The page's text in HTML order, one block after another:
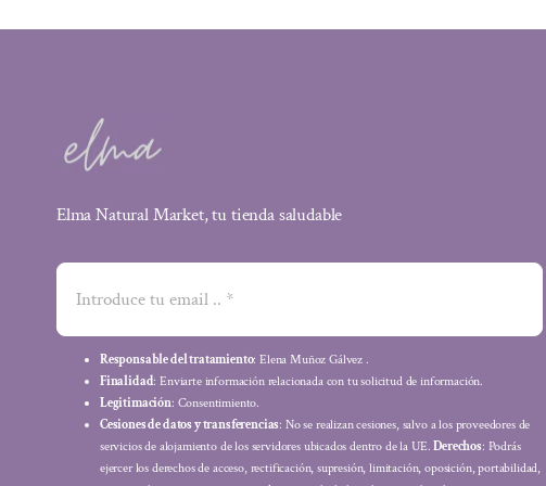
Elma Natural Market, tu tienda saludable
Responsable del tratamiento: Elena Muñoz Gálvez .
Finalidad: Enviarte información relacionada con tu solicitud de información.
Legitimación: Consentimiento.
Cesiones de datos y transferencias: No se realizan cesiones, salvo a los proveedores de
servicios de alojamiento de los servidores ubicados dentro de la UE.Derechos: Podrás
ejercer los derechos de acceso, rectificación, supresión, limitación, oposición, portabilidad,